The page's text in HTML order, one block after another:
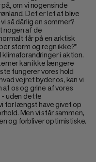
om vi nogensinde
Det er let at blive
så dårlig en sommer?
nogen af de
får på en arktisk
storm og regn ikke?"
i aktion.
kan ikke længere
fungerer vores hold
vejret byder os, kan vi
os og grine af vores
- uden dette
for længst have givet op
Men vi står sammen,
og forbliver optimistiske.